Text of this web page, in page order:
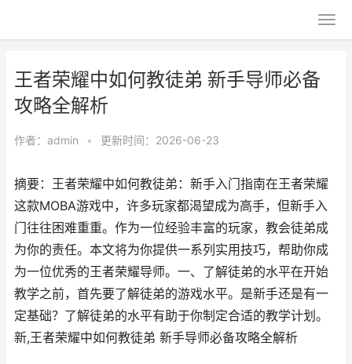
王者荣耀中如何教徒弟 新手导师必备
攻略全解析
作者： admin • 更新时间：2026-06-23
摘要：王者荣耀中如何教徒弟：新手入门指南在王者荣耀
这款MOBA游戏中，许多玩家都渴望成为高手，但新手入
门往往困难重重。作为一位经验丰富的玩家，教会徒弟成
为你的责任。本文将为你提供一系列实用技巧，帮助你成
为一位优秀的王者荣耀导师。一、了解徒弟的水平在开始
教学之前，首先要了解徒弟的游戏水平。是新手还是有一
定基础？了解徒弟的水平有助于你制定合适的教学计划。
新,王者荣耀中如何教徒弟 新手导师必备攻略全解析